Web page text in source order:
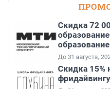
Скидка 72
До 31 августа,
Скидка 15%